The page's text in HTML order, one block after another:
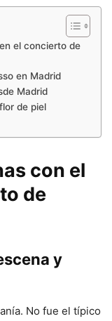
el concierto de
en Madrid
Madrid
de piel
con el
de
y
No fue el típico